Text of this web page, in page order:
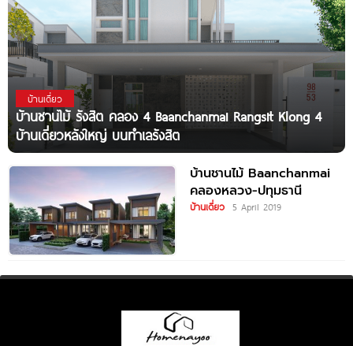
บ้านเดี่ยว
บ้านชานไม้ รังสิต คลอง 4 Baanchanmai Rangsit Klong 4
บ้านเดี่ยวหลังใหญ่ บนทำเลรังสิต
บ้านชานไม้ Baanchanmai
คลองหลวง-ปทุมธานี
บ้านเดี่ยว 5 April 2019